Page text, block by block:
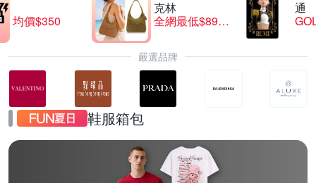
均價$350
克林
全網最低$8999
通
嚴選品牌
鞋服箱包